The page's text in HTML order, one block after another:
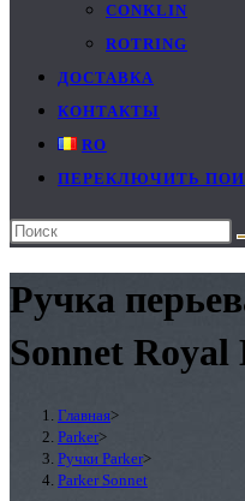
CONKLIN
ROTRING
ДОСТАВКА
КОНТАКТЫ
RO
ПЕРЕКЛЮЧИТЬ
Ручка
Sonnet
Главная>
Parker>
Ручки Parker>
Parker Sonnet